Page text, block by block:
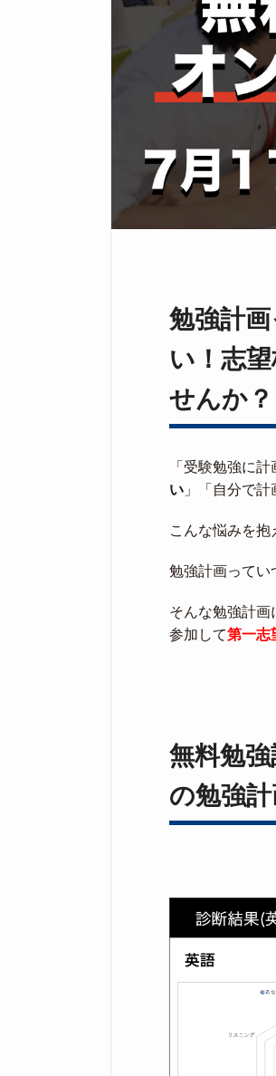
勉強計
い！志
せんか？
「受験勉強に
い 」「自分で
こんな悩みを抱
勉強計画ってい
そんな勉強計画
参加して第一志
無料勉
の勉強